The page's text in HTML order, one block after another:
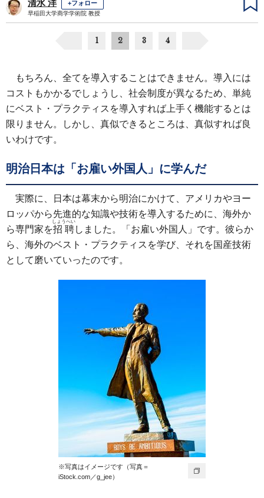
清水 洋 +フォロー
早稲田大学商学学術院 教授
1 2 3 4
もちろん、全てを導入することはできません。導入には
コストもかかるでしょうし、社会制度が異なるため、単純
にベスト・プラクティスを導入すれば上手く機能するとは
限りません。しかし、真似できるところは、真似すれば良
いわけです。
明治日本は「お雇い外国人」に学んだ
実際に、日本は幕末から明治にかけて、アメリカやヨー
ロッパから先進的な知識や技術を導入するために、海外か
ら専門家を招聘
しょうへい
しました。「お雇い外国人」です。彼らか
ら、海外のベスト・プラクティスを学び、それを国産技術
として磨いていったのです。
※写真はイメージです（写真＝
iStock.com／g_jee）